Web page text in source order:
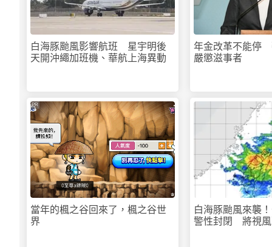
白海豚颱風影響航班 星宇明後
天開沖繩加班機、華航上海異動
年金改革不能停
嚴懲滋事者
當年的楓之谷回來了，楓之谷世
界
PR
白海豚颱風來襲
警性封閉 將視風